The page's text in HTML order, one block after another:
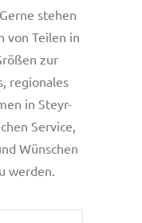
stehen
von Teilen in
zur
regionales
in Steyr-
Service,
Wünschen
werden.